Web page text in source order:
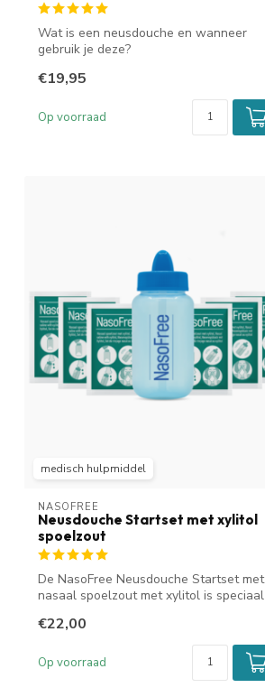
Wat is een neusdouche en wanneer
gebruik je deze?
€19,95
Op voorraad
medisch hulpmiddel
NASOFREE
Neusdouche Startset met xylitol
spoelzout
De NasoFree Neusdouche Startset met
nasaal spoelzout met xylitol is speciaal
€22,00
Op voorraad